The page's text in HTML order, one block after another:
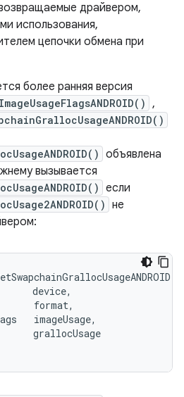
драйвером,
использования,
цепочки обмена при
более ранняя версия
,
объявлена ​​
вызывается
если
не
device,
format,
imageUsage,
grallocUsage